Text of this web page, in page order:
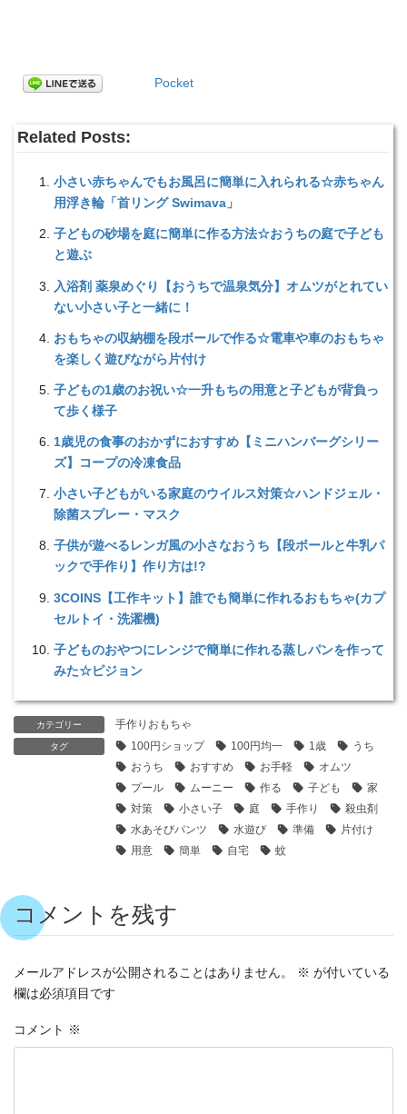
Pocket
Related Posts:
小さい赤ちゃんでもお風呂に簡単に入れられる☆赤ちゃん
用浮き輪「首リング Swimava」
子どもの砂場を庭に簡単に作る方法☆おうちの庭で子ども
と遊ぶ
入浴剤 薬泉めぐり【おうちで温泉気分】オムツがとれてい
ない小さい子と一緒に！
おもちゃの収納棚を段ボールで作る☆電車や車のおもちゃ
を楽しく遊びながら片付け
子どもの1歳のお祝い☆一升もちの用意と子どもが背負っ
て歩く様子
1歳児の食事のおかずにおすすめ【ミニハンバーグシリー
ズ】コープの冷凍食品
小さい子どもがいる家庭のウイルス対策☆ハンドジェル・
除菌スプレー・マスク
子供が遊べるレンガ風の小さなおうち【段ボールと牛乳パ
ックで手作り】作り方は!?
3COINS【工作キット】誰でも簡単に作れるおもちゃ(カプ
セルトイ・洗濯機)
子どものおやつにレンジで簡単に作れる蒸しパンを作って
みた☆ピジョン
カテゴリー 手作りおもちゃ
タグ 100円ショップ 100円均一 1歳
うち
おうち
おすすめ お手軽
オムツ
プール
ムーニー 作る 子ども
家
対策
小さい子 庭 手作り
殺虫剤
水あそびパンツ
水遊び 準備
片付け
用意
簡単 自宅 蚊
コメントを残す
メールアドレスが公開されることはありません。 ※ が付いている
欄は必須項目です
コメント ※